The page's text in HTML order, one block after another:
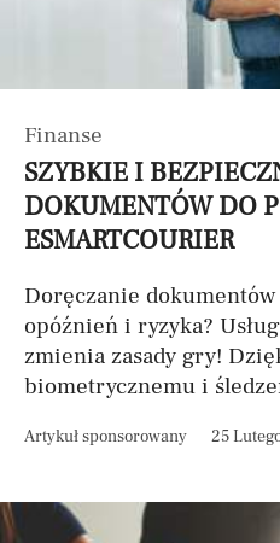
Finanse
SZYBKIE I
DOKUMENTÓW DO
ESMARTCOURIER
Doręczanie
opóźnień i ryzyka?
zmienia zasady gry!
biometrycznemu i
Artykuł sponsorowany 25